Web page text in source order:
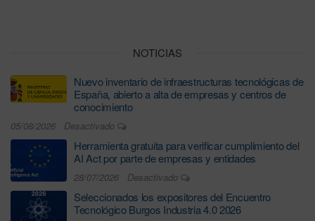
NOTICIAS
Nuevo inventario de infraestructuras tecnológicas de
España, abierto a alta de empresas y centros de
conocimiento
05/08/2026 Desactivado
Herramienta gratuita para verificar cumplimiento del
AI Act por parte de empresas y entidades
28/07/2026 Desactivado
Seleccionados los expositores del Encuentro
Tecnológico Burgos Industria 4.0 2026